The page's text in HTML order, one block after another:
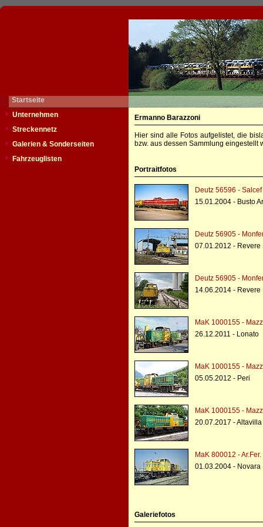
Startseite
Unternehmen
Streckennetz
Galerien & Sonderseiten
Fahrzeuglisten
Ermanno Barazzoni
Hier sind alle Fotos aufgelistet, die
bzw. aus dessen Sammlung eingestellt
Portraitfotos
Deutz 56596 -
15.01.2004 - Busto
Deutz 56905 -
07.01.2012 - Revere
Deutz 56905 -
14.06.2014 - Revere
MaK 1000155 -
26.12.2011 - Lonato
MaK 1000155 -
05.05.2012 - Peri
MaK 1000155 -
20.07.2017 -
MaK 800012 -
01.03.2004 - Novara
Galeriefotos